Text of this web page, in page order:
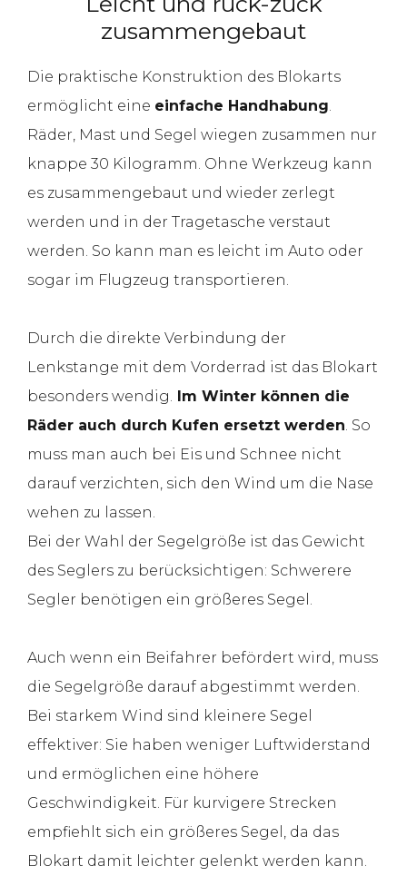
zusammengebaut
Die praktische Konstruktion des Blokarts
ermöglicht eine einfache Handhabung
Räder, Mast und Segel wiegen zusammen nur
knappe 30 Kilogramm. Ohne Werkzeug kann
es zusammengebaut und wieder zerlegt
werden und in der Tragetasche verstaut
werden. So kann man es leicht im Auto oder
sogar im Flugzeug transportieren.
Durch die direkte Verbindung der
Lenkstange mit dem Vorderrad ist das Blokart
besonders wendig. Im Winter können die
Räder auch durch Kufen ersetzt werden . So
muss man auch bei Eis und Schnee nicht
darauf verzichten, sich den Wind um die Nase
wehen zu lassen.
Bei der Wahl der Segelgröße ist das Gewicht
des Seglers zu berücksichtigen: Schwerere
Segler benötigen ein größeres Segel.
Auch wenn ein Beifahrer befördert wird, muss
die Segelgröße darauf abgestimmt werden.
Bei starkem Wind sind kleinere Segel
effektiver: Sie haben weniger Luftwiderstand
und ermöglichen eine höhere
Geschwindigkeit. Für kurvigere Strecken
empfiehlt sich ein größeres Segel, da das
Blokart damit leichter gelenkt werden kann.